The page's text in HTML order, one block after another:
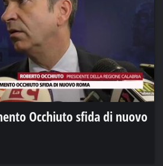
Occhiuto sfida di nuovo